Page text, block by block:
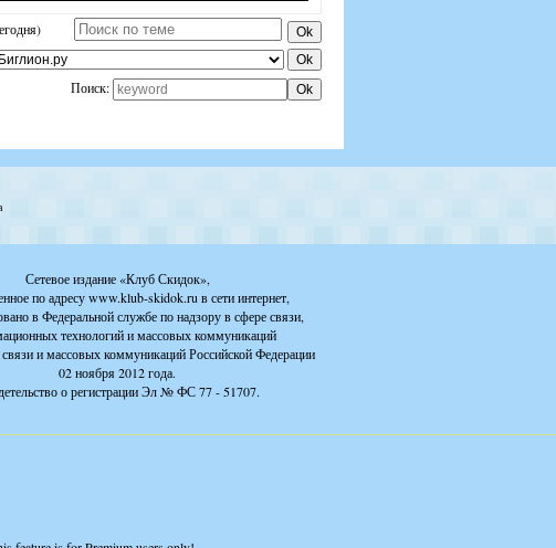
Поиск:
Сетевое издание «Клуб Скидок»,
по адресу www.klub-skidok.ru в сети интернет,
в Федеральной службе по надзору в сфере связи,
технологий и массовых коммуникаций
и массовых коммуникаций Российской Федерации
02 ноября 2012 года.
о регистрации Эл № ФС 77 - 51707.